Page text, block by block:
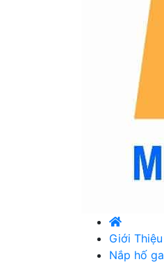
Giới Thiệu
Nắp hố ga